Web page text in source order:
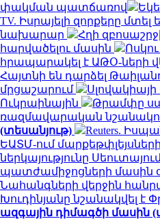
փակման պատճառով
TV. Իսրայելի զորքերը
նախարար
Հղի
հարվածելու մասին
հրապարակել է ԱԹՕ-ների
Հայտնի են դարձել
մրցաշարում
Ուկրաինային
Թրամփը
ռազմավարական
(տեսանյութ)
Reuters.
ԵԱՏՄ-ում
ներկայությունը
պատժամիջոցների մասին
Նահանգների վերջին
Խուդինյանը նշանակվել
ազգային դիմագծի մասին